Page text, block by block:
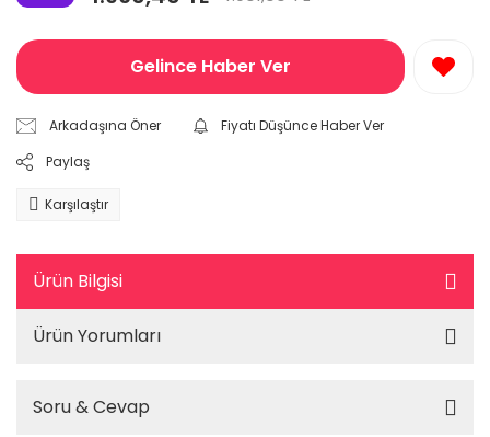
Gelince Haber Ver
Arkadaşına Öner
Fiyatı Düşünce Haber Ver
Paylaş
Karşılaştır
Ürün Bilgisi
Ürün Yorumları
Soru & Cevap